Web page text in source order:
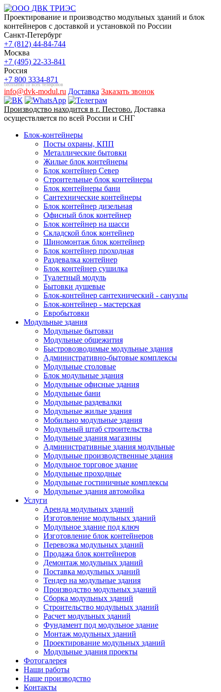
Проектирование и производство модульных зданий и блок
контейнеров с доставкой и установкой по России
Санкт-Петербург
+7 (812) 44-84-744
Москва
+7 (495) 22-33-841
Россия
+7 800 3334-871
бесплатно со всех телефонов
info@dvk-modul.ru Доставка Заказать звонок
Производство находится в г. Пестово. Доставка
осуществляется по всей России и СНГ
Блок-контейнеры
Посты охраны, КПП
Металлические бытовки
Жилые блок контейнеры
Блок контейнер Север
Строительные блок контейнеры
Блок контейнеры бани
Сантехнические контейнеры
Блок контейнер дизельная
Офисный блок контейнер
Блок контейнер на шасси
Складской блок контейнер
Шиномонтаж блок контейнер
Блок контейнер проходная
Раздевалка контейнер
Блок контейнер сушилка
Туалетный модуль
Бытовки душевые
Блок-контейнер сантехнический - санузлы
Блок-контейнер - мастерская
Евробытовки
Модульные здания
Модульные бытовки
Модульные общежития
Быстровозводимые модульные здания
Административно-бытовые комплексы
Модульные столовые
Блок модульные здания
Модульные офисные здания
Модульные бани
Модульные раздевалки
Модульные жилые здания
Мобильно модульные здания
Модульный штаб строительства
Модульные здания магазины
Административные здания модульные
Модульные производственные здания
Модульное торговое здание
Модульные проходные
Модульные гостиничные комплексы
Модульные здания автомойка
Услуги
Аренда модульных зданий
Изготовление модульных зданий
Модульное здание под ключ
Изготовление блок контейнеров
Перевозка модульных зданий
Продажа блок контейнеров
Демонтаж модульных зданий
Поставка модульных зданий
Тендер на модульные здания
Производство модульных зданий
Сборка модульных зданий
Строительство модульных зданий
Расчет модульных зданий
Фундамент под модульное здание
Монтаж модульных зданий
Проектирование модульных зданий
Модульные здания проекты
Фотогалерея
Наши работы
Наше производство
Контакты